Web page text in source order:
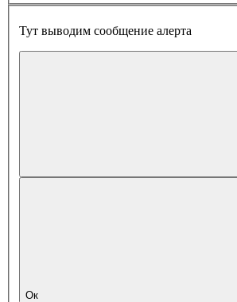
Тут выводим сообщение алерта
Ок